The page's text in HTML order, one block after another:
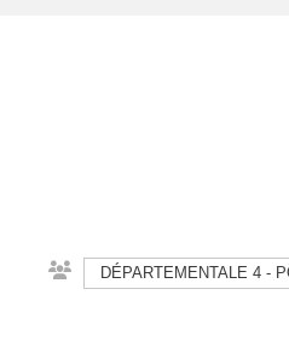
DÉPARTEMENTALE 4 -